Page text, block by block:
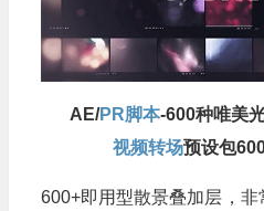
AE/PR脚本-600种唯美
视频转场预设包
600+即用型散景叠加层，